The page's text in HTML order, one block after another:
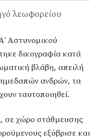
λεωφορείου
Αστυνομικού
δικογραφία κατά
βλάβη, απειλή
ημεδαπών ανδρών, τα
ταυτοποιηθεί.
σε χώρο στάθμευσης
εξύβρισε και